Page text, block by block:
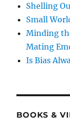
Shelling
Small
Minding
Mating
Is Bias
BOOKS &